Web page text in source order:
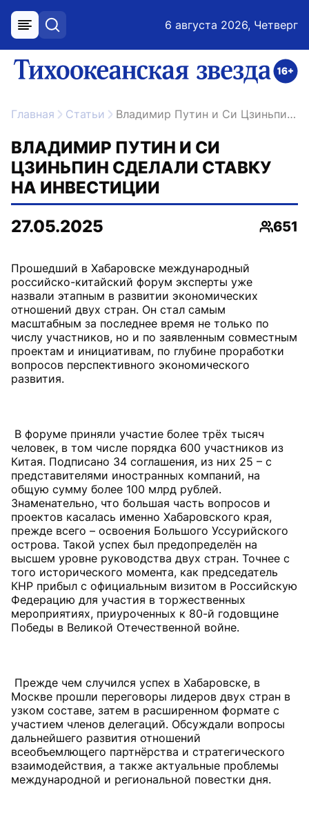
меню поиск 6 августа 2026, Четверг
ссылка на главную
Главная Статьи Владимир Путин и Си Цзиньпин сделали ставку на инвестиции
ВЛАДИМИР ПУТИН И СИ
ЦЗИНЬПИН СДЕЛАЛИ СТАВКУ
НА ИНВЕСТИЦИИ
27.05.2025
651
Прошедший в Хабаровске международный
российско-китайский форум эксперты уже
назвали этапным в развитии экономических
отношений двух стран. Он стал самым
масштабным за последнее время не только по
числу участников, но и по заявленным совместным
проектам и инициативам, по глубине проработки
вопросов перспективного экономического
развития.
В форуме приняли участие более трёх тысяч
человек, в том числе порядка 600 участников из
Китая. Подписано 34 соглашения, из них 25 – с
представителями иностранных компаний, на
общую сумму более 100 млрд рублей.
Знаменательно, что большая часть вопросов и
проектов касалась именно Хабаровского края,
прежде всего – освоения Большого Уссурийского
острова. Такой успех был предопределён на
высшем уровне руководства двух стран. Точнее с
того исторического момента, как председатель
КНР прибыл с официальным визитом в Российскую
Федерацию для участия в торжественных
мероприятиях, приуроченных к 80-й годовщине
Победы в Великой Отечественной войне.
Прежде чем случился успех в Хабаровске, в
Москве прошли переговоры лидеров двух стран в
узком составе, затем в расширенном формате с
участием членов делегаций. Обсуждали вопросы
дальнейшего развития отношений
всеобъемлющего партнёрства и стратегического
взаимодействия, а также актуальные проблемы
международной и региональной повестки дня.